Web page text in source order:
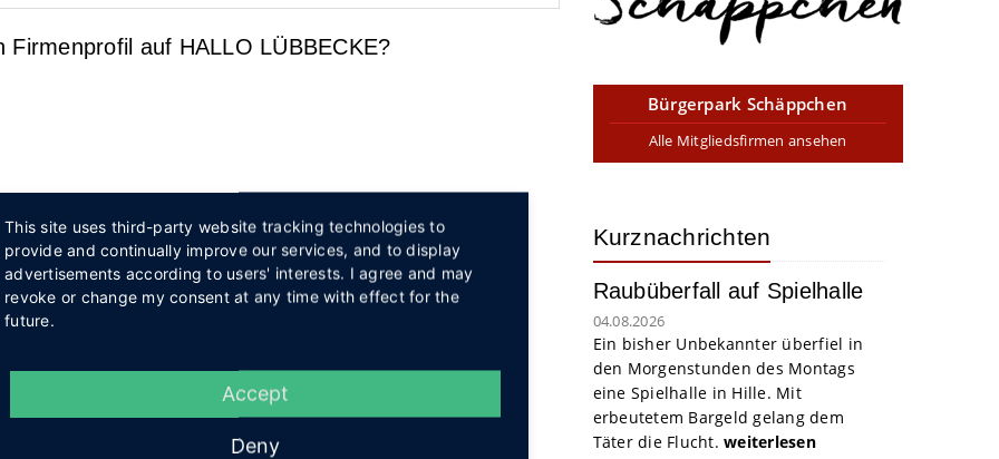
auf HALLO LÜBBECKE?
Bürgerpark Schäppchen
Alle Mitgliedsfirmen ansehen
Kurznachrichten
Raubüberfall auf Spielhalle
04.08.2026
Ein bisher Unbekannter überfiel in
den Morgenstunden des Montags
eine Spielhalle in Hille. Mit
erbeutetem Bargeld gelang dem
Täter die Flucht. weiterlesen
This site uses third-party website tracking technologies to
provide and continually improve our services, and to display
advertisements according to users' interests. I agree and may
revoke or change my consent at any time with effect for the
future.
Accept
Deny